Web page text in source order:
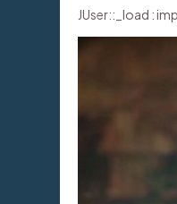
JUser::_load :